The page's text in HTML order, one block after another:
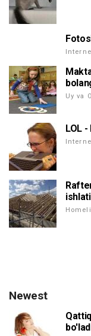
Uy va
LOL
Newest